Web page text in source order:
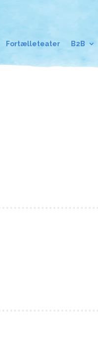
Fortælleteater B2B